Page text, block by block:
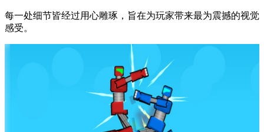
每一处细节皆经过用心雕琢，旨在为玩家带来最为震撼的视觉
感受。